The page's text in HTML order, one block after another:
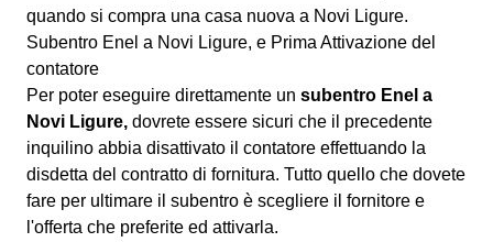
quando si compra una casa nuova a Novi Ligure.
Subentro Enel a Novi Ligure, e Prima Attivazione del
contatore
Per poter eseguire direttamente un subentro Enel a
Novi Ligure, dovrete essere sicuri che il precedente
inquilino abbia disattivato il contatore effettuando la
disdetta del contratto di fornitura. Tutto quello che dovete
fare per ultimare il subentro è scegliere il fornitore e
l'offerta che preferite ed attivarla.